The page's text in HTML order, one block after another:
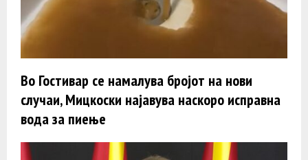
Во Гостивар се намалува бројот на нови
случаи, Мицкоски најавува наскоро исправна
вода за пиење